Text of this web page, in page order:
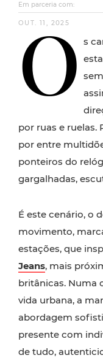
Em parceria com:
OUT. 11, 2025
O s
por ruas e ruelas.
por entre
ponteiros do
gargalhadas,
É este cenário, o
movimento,
estações, que
Jeans, mais
britânicas. Numa
vida urbana, a
abordagem
presente com
de tudo,